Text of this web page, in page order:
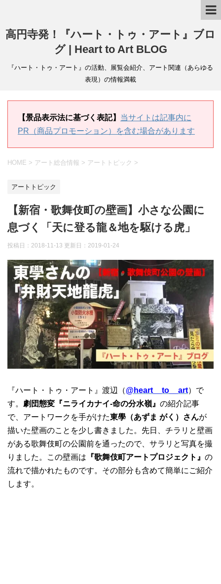
高円寺発！『ハート・トゥ・アート』ブロ
グ | Heart to Art BLOG
『ハート・トゥ・アート』の活動、展覧会紹介、アート関連（あらゆる
表現）の情報満載
【景品表示法に基づく表記】 当サイトは記事内に
PR（商品プロモーション）を含む場合があります
HOME > アート総合情報 > アートトピック >
アートトピック
【新宿・歌舞伎町の壁画】小さな公園に
息づく「天に登る龍＆地を駆ける虎」
投稿日：2018-11-13 更新日： 2019-01-24
『ハート・トゥ・アート』渡辺（@heart__to__art）で
す。 劇団態変『ニライカナイ-命の分水嶺』 の紹介記事
で、アートワークを手がけた東學（あずま がく）さんが
描いた壁画のことを少し書きました。先日、チラリと壁画
がある歌舞伎町の公園前を通ったので、サラリと写真を撮
りました。この壁画は 『歌舞伎町アートプロジェクト』 の
流れで描かれたものです。その部分も含めて簡単にご紹介
します。